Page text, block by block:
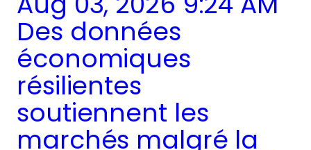
Des données
économiques
résilientes
soutiennent les
marchés malgré la